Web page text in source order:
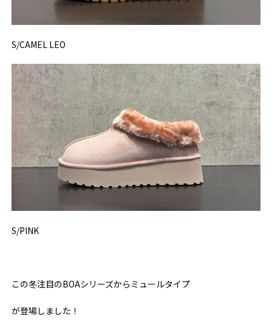
S/CAMEL LEO
S/PINK
この冬注目のBOAシリーズからミュールタイプ
が登場しました！